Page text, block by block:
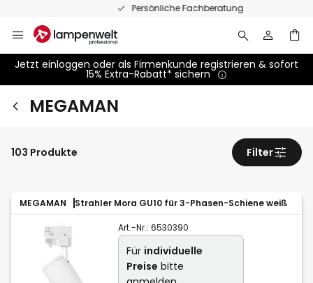
Persönliche Fachberatung
Inhalt
springen
Jetzt einloggen oder als Firmenkunde registrieren & sofort
15% Extra-Rabatt* sichern
MEGAMAN
MEGAMAN Strahler Mora GU10 für 3-Phasen-Schiene weiß
Art.-Nr.: 6530390
Für individuelle
Preise bitte
103 Produkte Filter